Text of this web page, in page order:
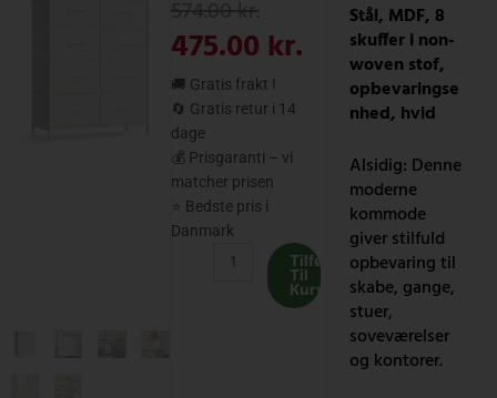
oprindelige
pris
var:
574.00 kr..
475.00 kr.aktuelle
pris
475.00 kr..
🚚 Gratis frakt !
🔄 Gratis retur i 14
dage
💰 Prisgaranti – vi
matcher prisen
⭐ Bedste pris i
Danmark
Kommode,
Tilføj
Til
Kurv
Stål, MDF, 8
skuffer i non-
woven stof,
opbevaringse
nhed, hvid
Alsidig: Denne
moderne
kommode
giver stilfuld
opbevaring til
skabe, gange,
stuer,
soveværelser
og kontorer.